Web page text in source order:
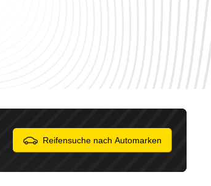
Reifensuche nach Automarken